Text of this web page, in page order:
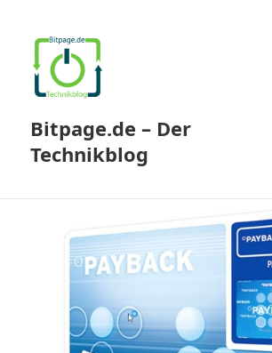
Bitpage.de – Der
Technikblog